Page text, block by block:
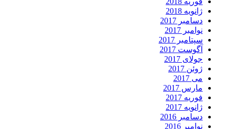
ژانویه 2018
دسامبر 2017
نوامبر 2017
سپتامبر 2017
آگوست 2017
جولای 2017
ژوئن 2017
می 2017
مارس 2017
فوریه 2017
ژانویه 2017
دسامبر 2016
نوامبر 2016